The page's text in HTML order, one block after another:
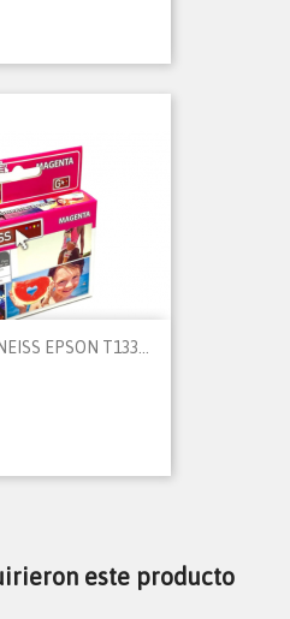
EPSON T133...
este producto